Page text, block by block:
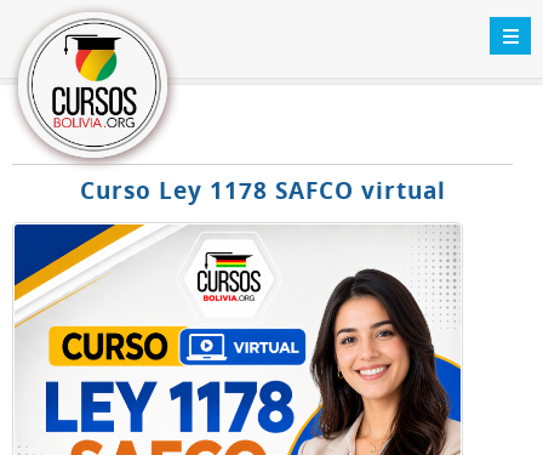
Curso Ley 1178 SAFCO virtual